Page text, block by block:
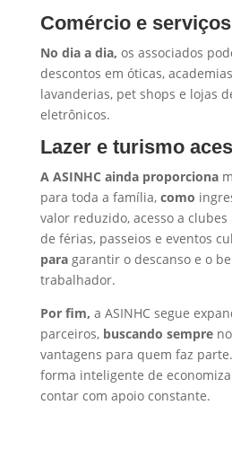
Comércio e serviços
No dia a dia, os associados
descontos em óticas,
lavanderias, pet shops e lojas
eletrônicos.
Lazer e turismo
A ASINHC ainda proporciona
para toda a família, como
valor reduzido, acesso a
de férias, passeios e eventos
paragarantir o descanso e o
trabalhador.
Por fim, a ASINHC segue
parceiros, buscando sempre
vantagens para quem faz parte.
forma inteligente de
contar com apoio constante.